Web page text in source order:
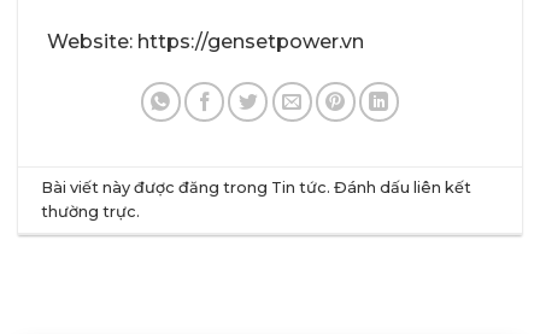
Website: https://gensetpower.vn
Bài viết này được đăng trong Tin tức. Đánh dấuliên kết
thường trực.